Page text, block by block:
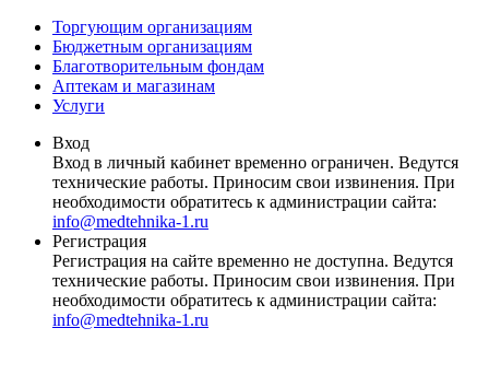
Торгующим организациям
Бюджетным организациям
Благотворительным фондам
Аптекам и магазинам
Услуги
Вход
Вход в личный кабинет временно ограничен. Ведутся
технические работы. Приносим свои извинения. При
необходимости обратитесь к администрации сайта:
info@medtehnika-1.ru
Регистрация
Регистрация на сайте временно не доступна. Ведутся
технические работы. Приносим свои извинения. При
необходимости обратитесь к администрации сайта:
info@medtehnika-1.ru